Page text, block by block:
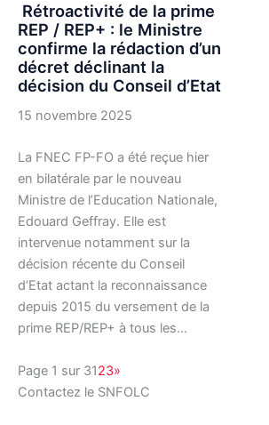
Rétroactivité de la prime
REP / REP+ : le Ministre
confirme la rédaction d’un
décret déclinant la
décision du Conseil d’Etat
15 novembre 2025
La FNEC FP-FO a été reçue hier
en bilatérale par le nouveau
Ministre de l’Education Nationale,
Edouard Geffray. Elle est
intervenue notamment sur la
décision récente du Conseil
d’Etat actant la reconnaissance
depuis 2015 du versement de la
prime REP/REP+ à tous les…
Page 1 sur 3123»
Contactez le SNFOLC